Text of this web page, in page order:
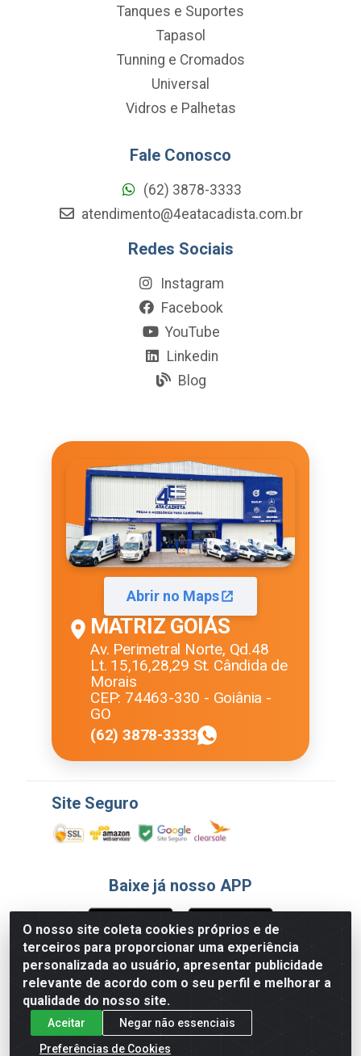
O nosso site coleta cookies próprios e de
terceiros para proporcionar uma experiência
personalizada ao usuário, apresentar publicidade
relevante de acordo com o seu perfil e melhorar a
qualidade do nosso site.
Aceitar
Negar não essenciais
Preferências de Cookies
Tanques e Suportes
Tapasol
Tunning e Cromados
Universal
Vidros e Palhetas
Fale Conosco
(62) 3878-3333
atendimento@4eatacadista.com.br
Redes Sociais
Instagram
Facebook
YouTube
Linkedin
Blog
Abrir no Maps
MATRIZ GOIÁS
Av. Perimetral Norte, Qd.48
Lt. 15,16,28,29 St. Cândida de
Morais
CEP: 74463-330 - Goiânia -
GO
(62) 3878-3333
Site Seguro
Baixe já nosso APP
Formas de Pagamento